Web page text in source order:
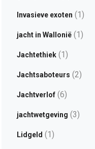
Invasieve exoten (1)
jacht in Wallonië(1)
Jachtethiek(1)
Jachtsaboteurs (2)
Jachtverlof(6)
jachtwetgeving (3)
Lidgeld (1)